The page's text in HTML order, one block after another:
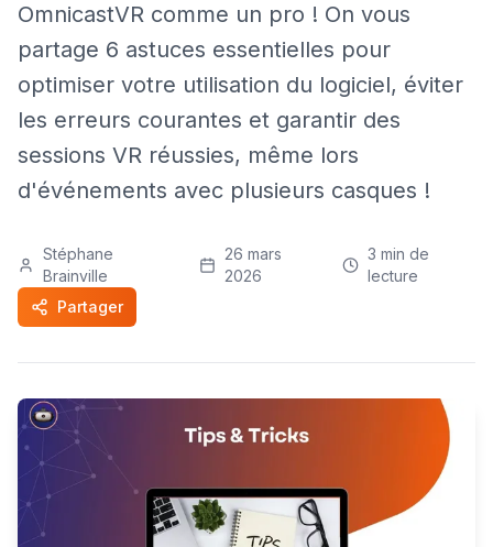
OmnicastVR comme un pro ! On vous
partage 6 astuces essentielles pour
optimiser votre utilisation du logiciel, éviter
les erreurs courantes et garantir des
sessions VR réussies, même lors
d'événements avec plusieurs casques !
Stéphane
Brainville
26 mars
2026
3 min de
lecture
Partager